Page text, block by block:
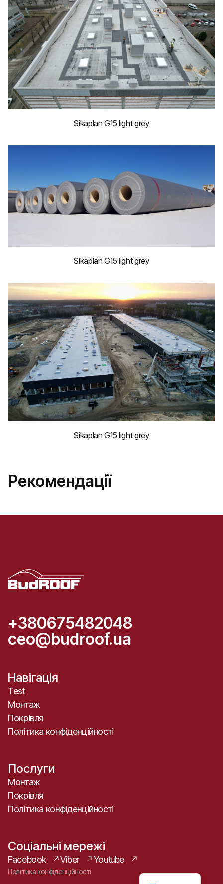
Sikaplan G15 light grey
Sikaplan G15 light grey
Sikaplan G15 light grey
Рекомендації
+380675482048
ceo@budroof.ua
Соціальні мережі
Facebook Viber Youtube
Навігація
Test
Монтаж
Покрівля
Політика конфіденційності
Послуги
Монтаж
Покрівля
Політика конфіденційності
Політика конфіденційності